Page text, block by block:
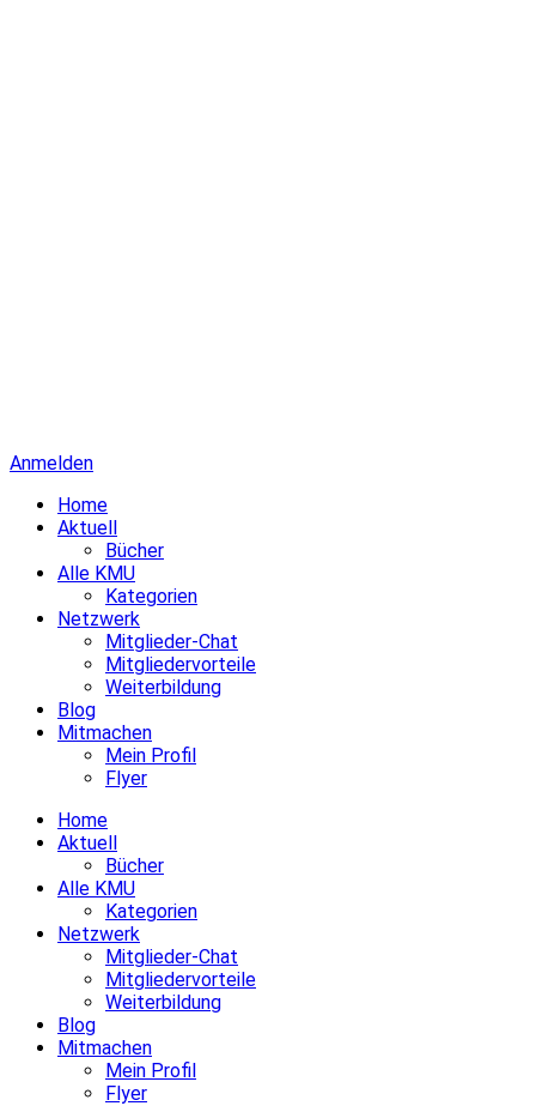
Anmelden
Home
Aktuell
Bücher
Alle KMU
Kategorien
Netzwerk
Mitglieder-Chat
Mitgliedervorteile
Weiterbildung
Blog
Mitmachen
Mein Profil
Flyer
Home
Aktuell
Bücher
Alle KMU
Kategorien
Netzwerk
Mitglieder-Chat
Mitgliedervorteile
Weiterbildung
Blog
Mitmachen
Mein Profil
Flyer